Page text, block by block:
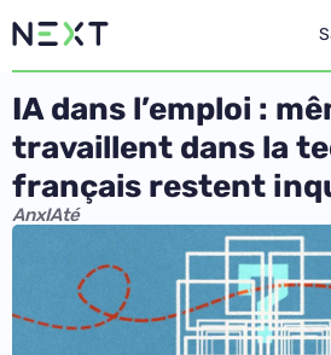
IA dans l’emploi :
travaillent dans la
français restent
AnxIAté